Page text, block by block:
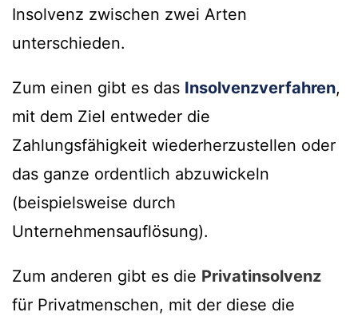
Insolvenz zwischen zwei Arten
unterschieden.
Zum einen gibt es das Insolvenzverfahren,
mit dem Ziel entweder die
Zahlungsfähigkeit wiederherzustellen oder
das ganze ordentlich abzuwickeln
(beispielsweise durch
Unternehmensauflösung).
Zum anderen gibt es die Privatinsolvenz
für Privatmenschen, mit der diese die